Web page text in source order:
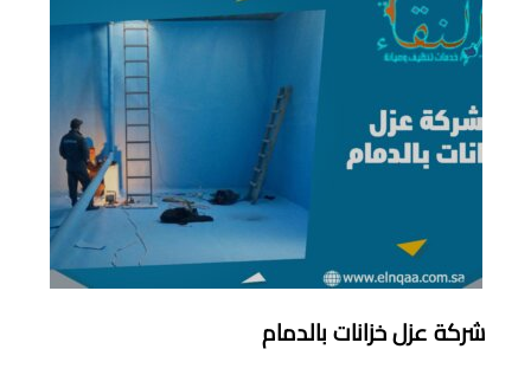
شركة عزل خزانات بالدمام